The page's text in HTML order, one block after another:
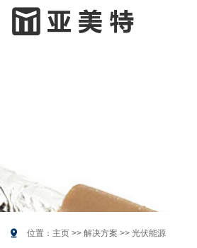
 位置： 主页 >> 解决方案 >> 光伏能源